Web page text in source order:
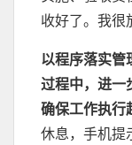
收好了。我很
以程序落实管
过程中，进一
确保工作执行
休息，手机提